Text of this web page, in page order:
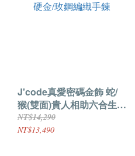
J'code真愛密碼金飾 蛇/
猴(雙面)貴人相助六合生肖
硬金/玫鋼編織手鍊
NT$14,290
NT$13,490